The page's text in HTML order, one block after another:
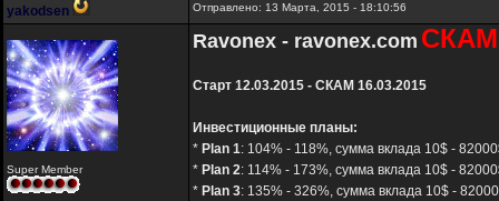
yakodsen Отправлено: 13 Марта, 2015 - 18:10:56
Super Member
Ravonex - ravonex.com СКАМ
Старт 12.03.2015 - СКАМ 16.03.2015
Инвестиционные планы:
* Plan 1: 104% - 118%, сумма вклада 10$ -
* Plan 2: 114% - 173%, сумма вклада 10$ -
* Plan 3: 135% - 326%, сумма вклада 10$ -